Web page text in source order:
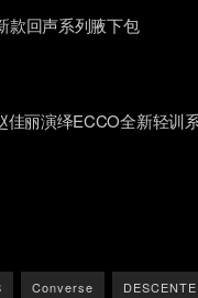
款回声系列腋下包
佳丽演绎ECCO全新轻训
Converse DESCENTE